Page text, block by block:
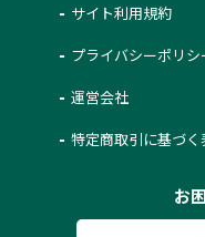
サイト利用規約
プライバシーポリシ
運営会社
特定商取引に基づく
お